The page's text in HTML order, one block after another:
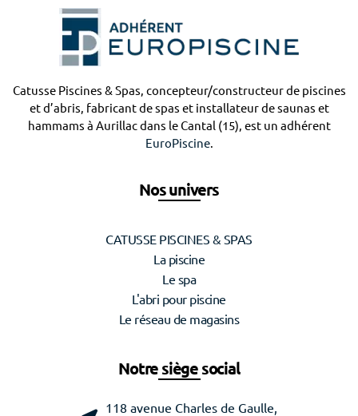
Catusse Piscines & Spas, concepteur/constructeur de piscines
et d’abris, fabricant de spas et installateur de saunas et
hammams à Aurillac dans le Cantal (15), est un adhérent
EuroPiscine.
Nos univers
CATUSSE PISCINES & SPAS
La piscine
Le spa
L'abri pour piscine
Le réseau de magasins
Notre siège social
118 avenue Charles de Gaulle,